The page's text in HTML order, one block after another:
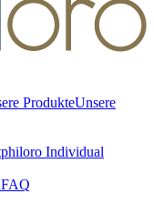
ProdukteUnsere
philoro Individual
FAQ